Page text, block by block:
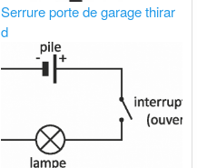
Serrure porte de garage thirar
d